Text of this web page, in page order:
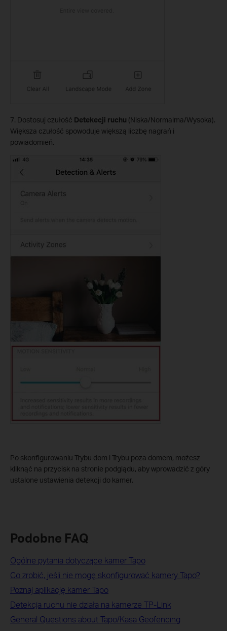
7. Dostosuj czułość Detekecji ruchu (Niska/Normalma/Wysoka).
Większa czułość spowoduje większą liczbę nagrań i
powiadomień.
Po skonfigurowaniu Trybu dom i Trybu poza domem, możesz
kliknąć na przycisk na stronie podglądu, aby wprowadzić z góry
ustalone ustawienia detekcji do kamer.
Podobne FAQ
Ogólne pytania dotyczące kamer Tapo
Co zrobić, jeśli nie mogę skonfigurować kamery Tapo?
Poznaj aplikację kamer Tapo
Detekcja ruchu nie działa na kamerze TP-Link
General Questions about Tapo/Kasa Geofencing